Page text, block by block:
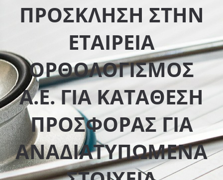
ΠΡΟΣΚΛΗΣΗ ΣΤΗΝ
ΕΤΑΙΡΕΙΑ
ΟΡΘΟΛΟΓΙΣΜΟΣ
Α.Ε. ΓΙΑ ΚΑΤΑΘΕΣΗ
ΠΡΟΣΦΟΡΑΣ ΓΙΑ
ΑΝΑΔΙΑΤΥΠΩΜΕΝΑ